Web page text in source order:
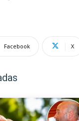
Facebook X